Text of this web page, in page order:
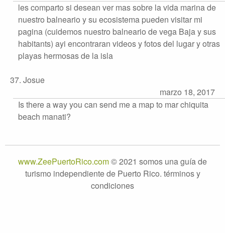
les comparto si desean ver mas sobre la vida marina de
nuestro balneario y su ecosistema pueden visitar mi
pagina (cuidemos nuestro balneario de vega Baja y sus
habitants) ayi encontraran videos y fotos del lugar y otras
playas hermosas de la isla
37. Josue
marzo 18, 2017
Is there a way you can send me a map to mar chiquita
beach manati?
www.ZeePuertoRico.com© 2021 somos una guía de
turismo independiente de Puerto Rico. términos y
condiciones